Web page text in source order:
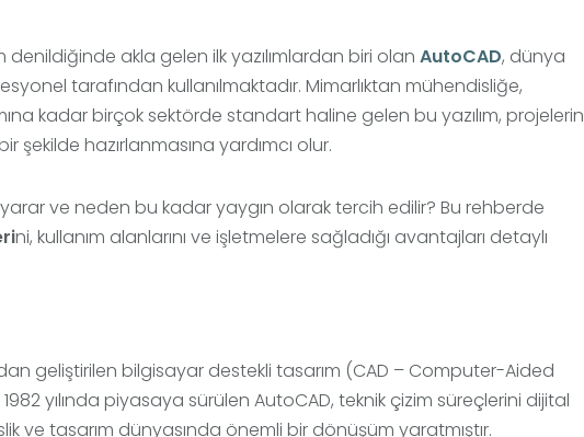
denildiğinde akla gelen ilk yazılımlardan biri olan AutoCAD, dünya
tarafından kullanılmaktadır. Mimarlıktan mühendisliğe,
kadar birçok sektörde standart haline gelen bu yazılım, projelerin
şekilde hazırlanmasına yardımcı olur.
ve neden bu kadar yaygın olarak tercih edilir? Bu rehberde
ni, kullanım alanlarını ve işletmelere sağladığı avantajları detaylı
geliştirilen bilgisayar destekli tasarım (CAD – Computer-Aided
1982 yılında piyasaya sürülen AutoCAD, teknik çizim süreçlerini dijital
ve tasarım dünyasında önemli bir dönüşüm yaratmıştır.